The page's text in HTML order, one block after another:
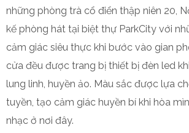
những phòng trà cổ điển thập niên 20,
kế phòng hát tại biệt thự ParkCity với
cảm giác siêu thực khi bước vào gian
cửa đều được trang bị thiết bị đèn led
lung linh, huyền ảo. Màu sắc được lựa
tuyền, tạo cảm giác huyền bí khi hòa
nhạc ở nơi đây.